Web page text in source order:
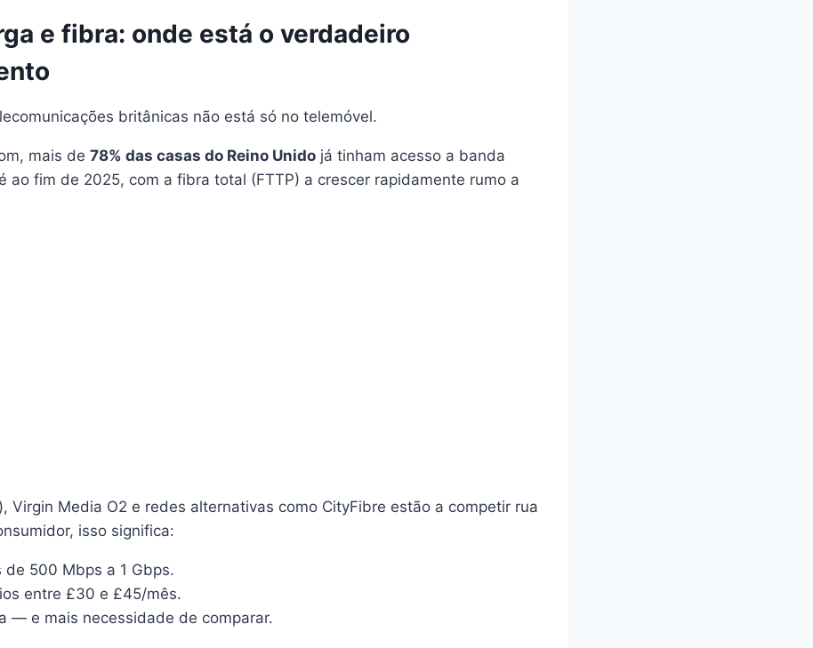
e fibra: onde está o verdadeiro
britânicas não está só no telemóvel.
mais de 78% das casas do Reino Unido já tinham acesso a banda
ao fim de 2025, com a fibra total (FTTP) a crescer rapidamente rumo a
Virgin Media O2 e redes alternativas como CityFibre estão a competir rua
isso significa:
de 500 Mbps a 1 Gbps.
entre £30 e £45/mês.
— e mais necessidade de comparar.